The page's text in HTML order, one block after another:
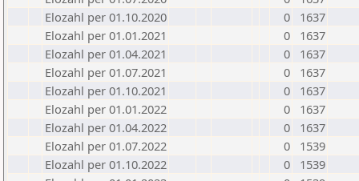
Elozahl per 01.10.2020
0
1637
Elozahl per 01.01.2021
0
1637
Elozahl per 01.04.2021
0
1637
Elozahl per 01.07.2021
0
1637
Elozahl per 01.10.2021
0
1637
Elozahl per 01.01.2022
0
1637
Elozahl per 01.04.2022
0
1637
Elozahl per 01.07.2022
0
1539
Elozahl per 01.10.2022
0
1539